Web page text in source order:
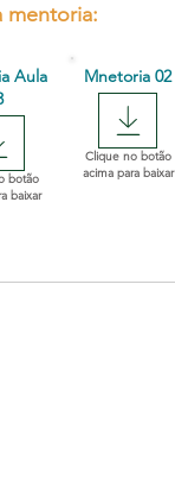
mentoria:
Aula
botão
baixar
Mnetoria 02
Clique no botão
acima para baixar